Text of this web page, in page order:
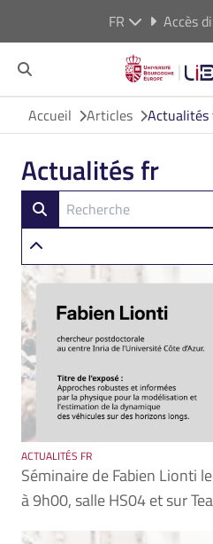
FR Accès
Accueil Articles Actualités
Actualités fr
ACTUALITÉS FR
Séminaire de Fabien Lionti
à 9h00, salle HS04 et sur